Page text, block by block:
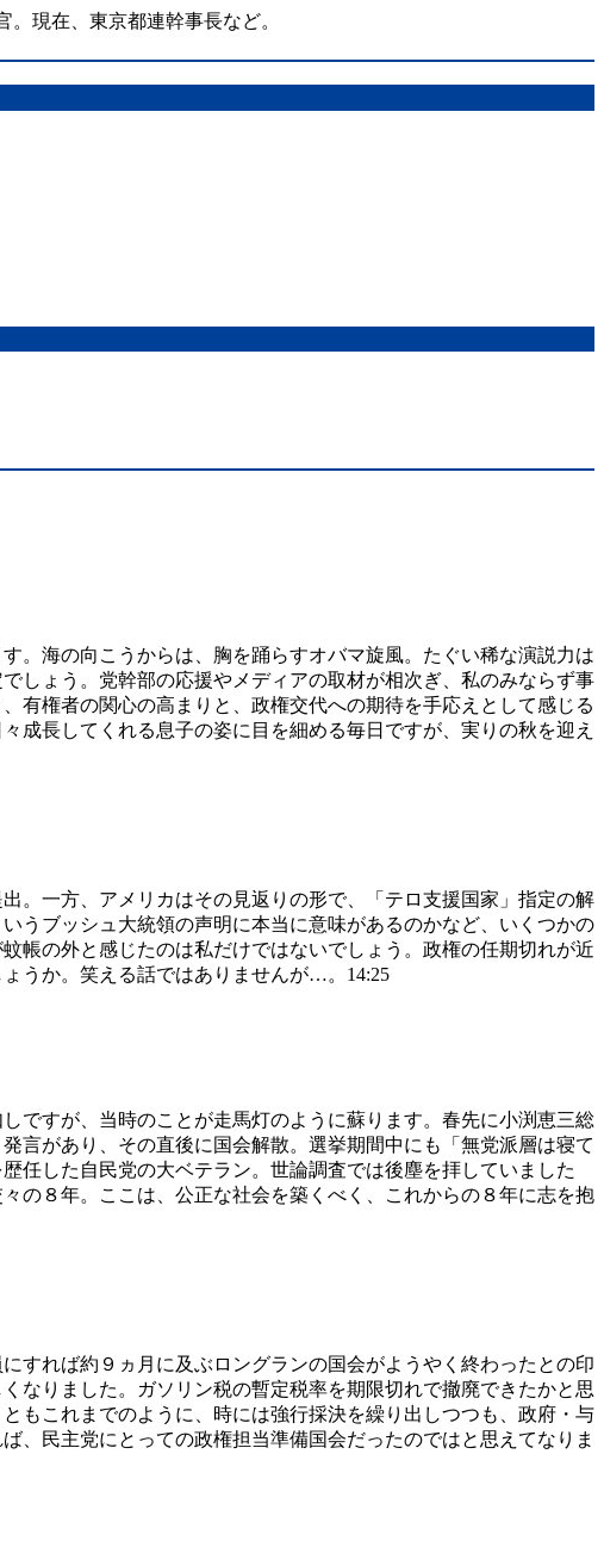
現在、東京都連幹事長など。
。海の向こうからは、胸を踊らすオバマ旋風。たぐい稀な演説力は
しょう。党幹部の応援やメディアの取材が相次ぎ、私のみならず事
有権者の関心の高まりと、政権交代への期待を手応えとして感じる
成長してくれる息子の姿に目を細める毎日ですが、実りの秋を迎え
。一方、アメリカはその見返りの形で、「テロ支援国家」指定の解
うブッシュ大統領の声明に本当に意味があるのかなど、いくつかの
帳の外と感じたのは私だけではないでしょう。政権の任期切れが近
うか。笑える話ではありませんが…。14:25
ですが、当時のことが走馬灯のように蘇ります。春先に小渕恵三総
言があり、その直後に国会解散。選挙期間中にも「無党派層は寝て
任した自民党の大ベテラン。世論調査では後塵を拝していました
の８年。ここは、公正な社会を築くべく、これからの８年に志を抱
すれば約９ヵ月に及ぶロングランの国会がようやく終わったとの印
なりました。ガソリン税の暫定税率を期限切れで撤廃できたかと思
もこれまでのように、時には強行採決を繰り出しつつも、政府・与
、民主党にとっての政権担当準備国会だったのではと思えてなりま